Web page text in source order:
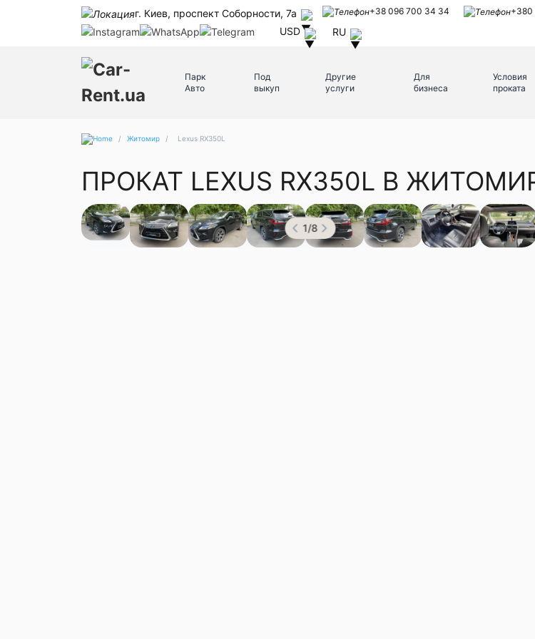
г. Киев, проспект Соборности, 7а +38 096 700 34 34 +380
USD RU
Парк
Авто
Под
выкуп
Другие
услуги
Для
бизнеса
Условия
проката
/ Житомир / Lexus RX350L
ПРОКАТ LEXUS RX350L В
1/8